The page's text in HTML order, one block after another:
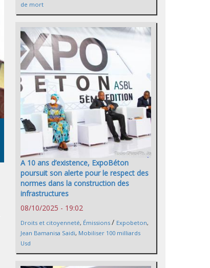
de mort
A 10 ans d’existence, ExpoBéton
poursuit son alerte pour le respect des
normes dans la construction des
infrastructures
08/10/2025 - 19:02
Droits et citoyenneté, Émissions / Expobeton,
Jean Bamanisa Saidi, Mobiliser 100 milliards
Usd